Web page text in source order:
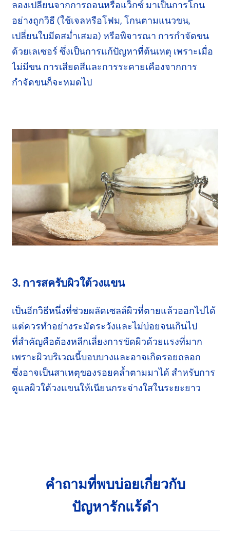
ลองเปลี่ยนจากการถอนหรือแว็กซ์ มาเป็นการโกน
อย่างถูกวิธี (ใช้เจลหรือโฟม, โกนตามแนวขน,
เปลี่ยนใบมีดสม่ำเสมอ) หรือพิจารณา การกำจัดขน
ด้วยเลเซอร์ ซึ่งเป็นการแก้ปัญหาที่ต้นเหตุ เพราะเมื่อ
ไม่มีขน การเสียดสีและการระคายเคืองจากการ
กำจัดขนก็จะหมดไป
3. การสครับผิวใต้วงแขน
เป็นอีกวิธีหนึ่งที่ช่วยผลัดเซลล์ผิวที่ตายแล้วออกไปได้
แต่ควรทำอย่างระมัดระวังและไม่บ่อยจนเกินไป
ที่สำคัญคือต้องหลีกเลี่ยงการขัดผิวด้วยแรงที่มาก
เพราะผิวบริเวณนี้บอบบางและอาจเกิดรอยถลอก
ซึ่งอาจเป็นสาเหตุของรอยคล้ำตามมาได้ สำหรับการ
ดูแลผิวใต้วงแขนให้เนียนกระจ่างใสในระยะยาว
คำถามที่พบบ่อยเกี่ยวกับ
ปัญหารักแร้ดำ